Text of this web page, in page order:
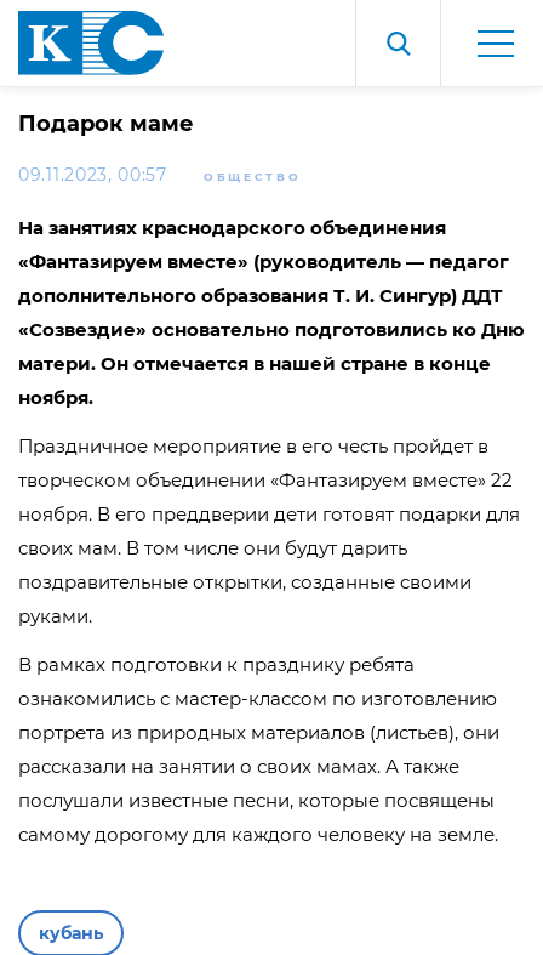
Подарок маме
09.11.2023, 00:57 ОБЩЕСТВО
На занятиях краснодарского объединения
«Фантазируем вместе» (руководитель — педагог
дополнительного образования Т. И. Сингур) ДДТ
«Созвездие» основательно подготовились ко Дню
матери. Он отмечается в нашей стране в конце
ноября.
Праздничное мероприятие в его честь пройдет в
творческом объединении «Фантазируем вместе» 22
ноября. В его преддверии дети готовят подарки для
своих мам. В том числе они будут дарить
поздравительные открытки, созданные своими
руками.
В рамках подготовки к празднику ребята
ознакомились с мастер-классом по изготовлению
портрета из природных материалов (листьев), они
рассказали на занятии о своих мамах. А также
послушали известные песни, которые посвящены
самому дорогому для каждого человеку на земле.
кубань